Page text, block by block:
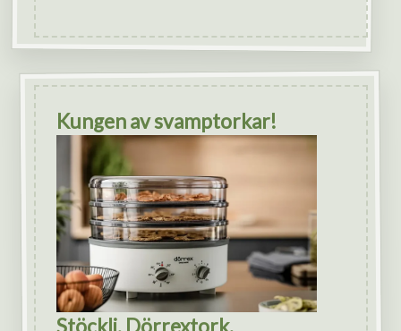
Kungen av svamptorkar!
Stöckli, Dörrextork.